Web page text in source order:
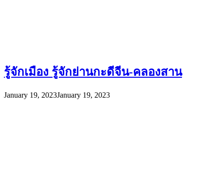
รู้จักเมือง รู้จักย่านกะดีจีน-คลองสาน
January 19, 2023January 19, 2023